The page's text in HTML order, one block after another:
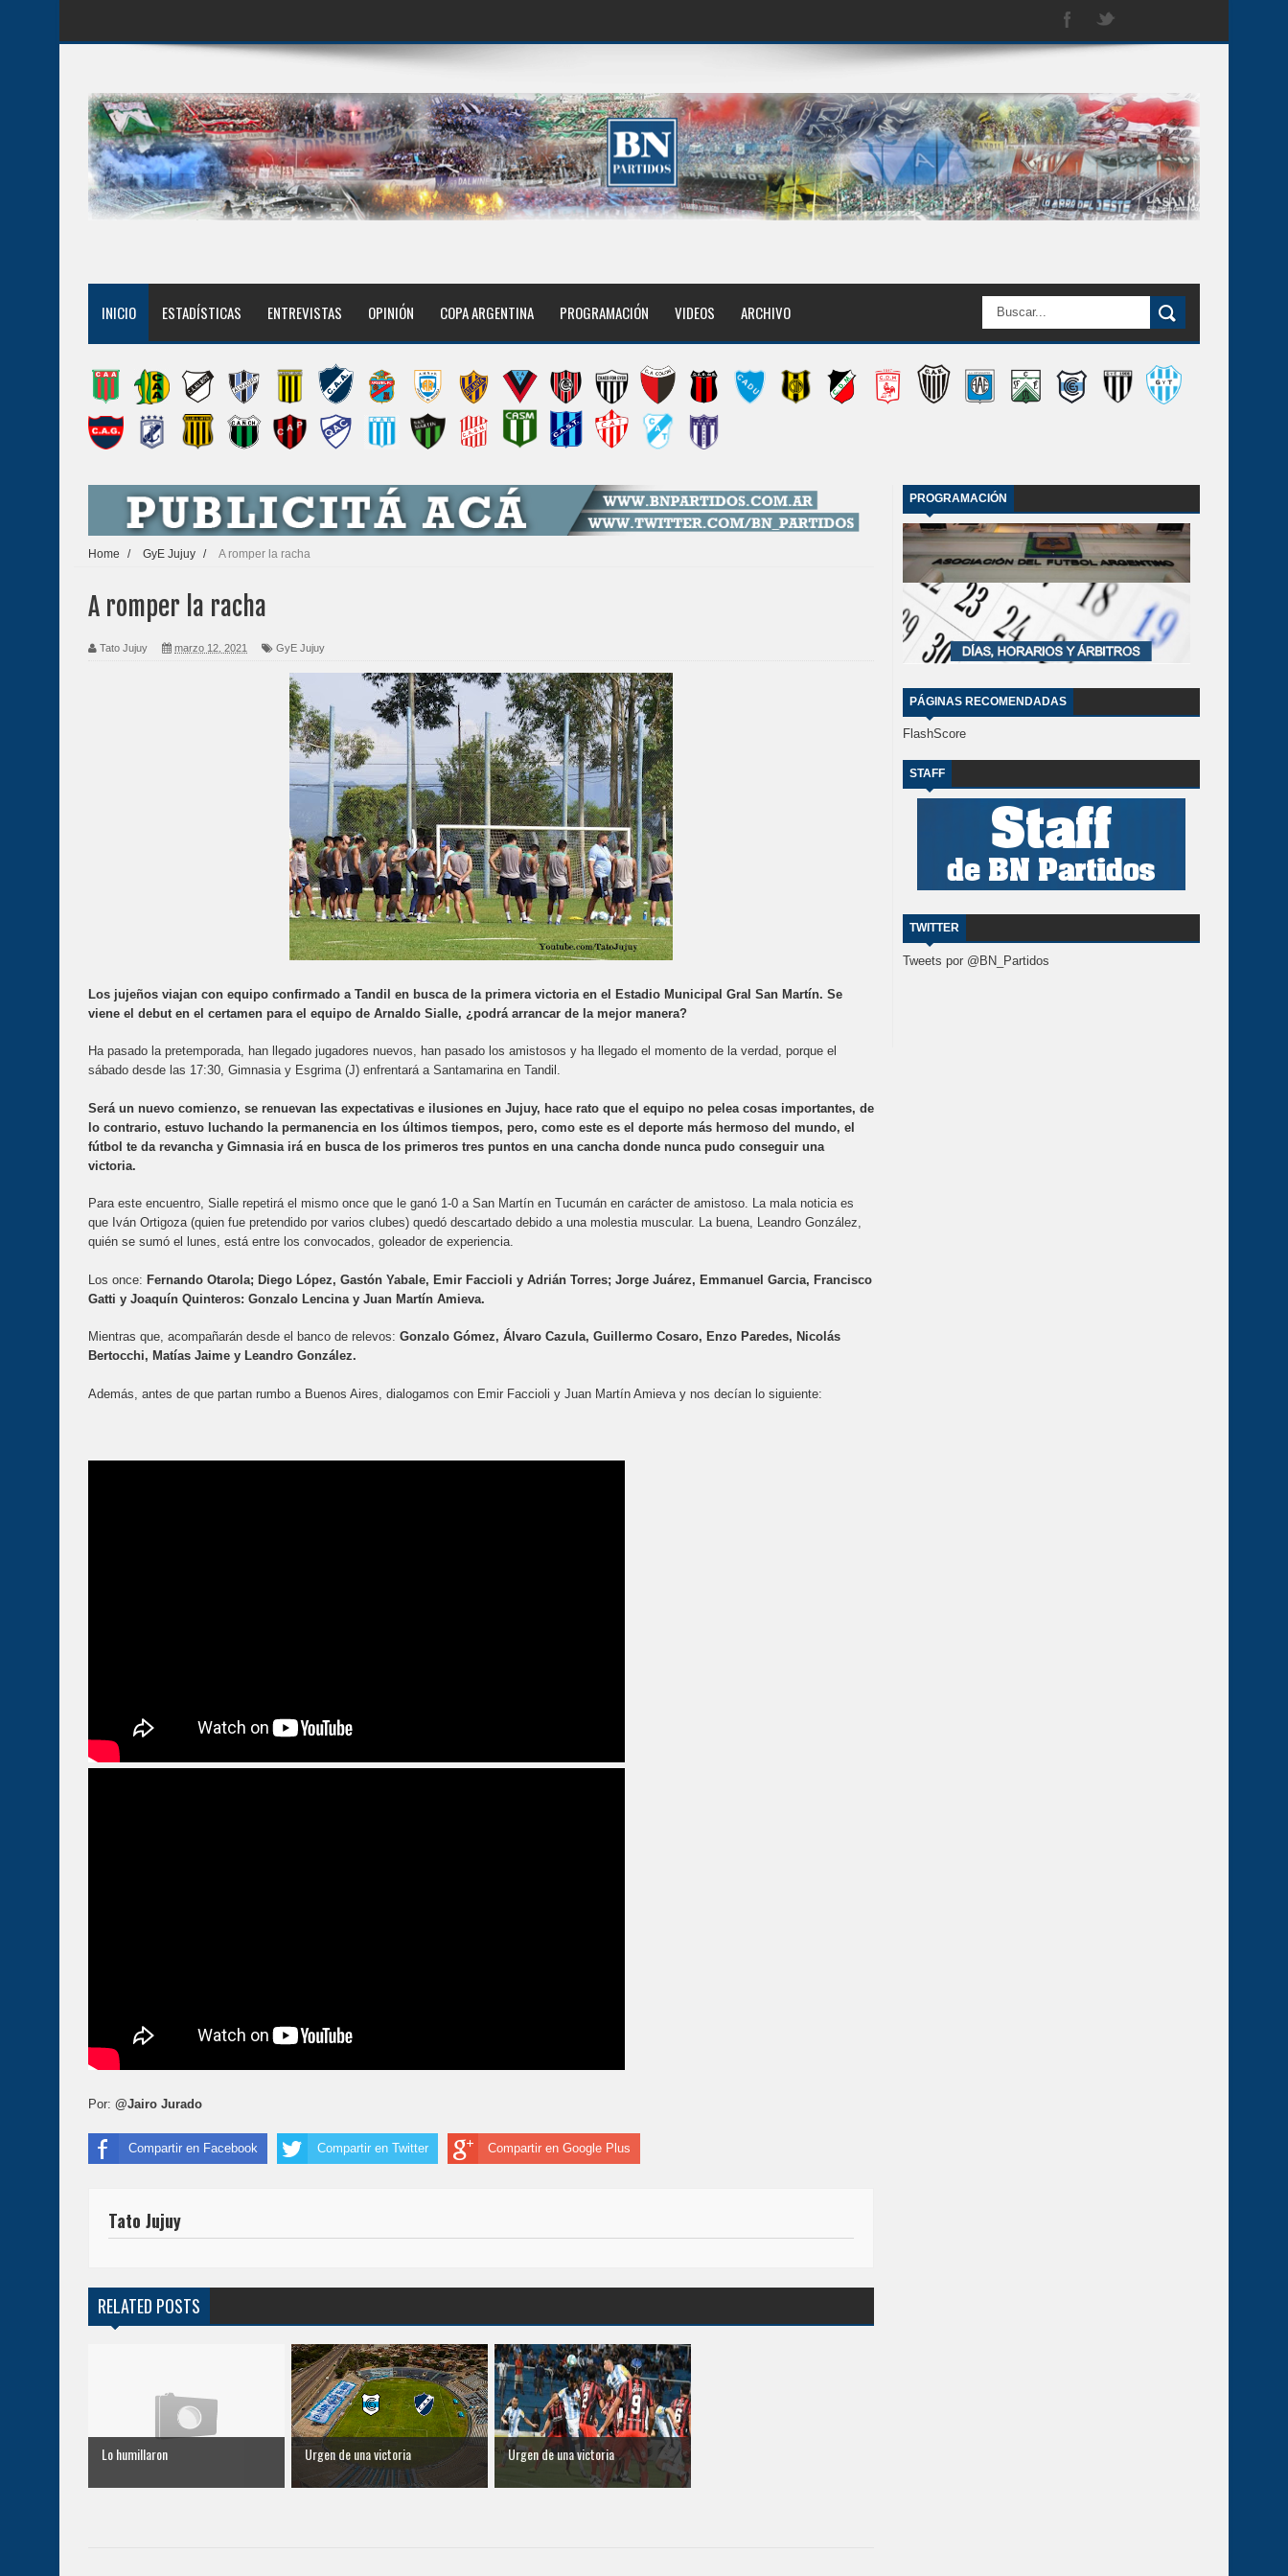
INICIO ESTADÍSTICAS ENTREVISTAS OPINIÓN COPA ARGENTINA PROGRAMACIÓN VIDEOS ARCHIVO
Home / GyE Jujuy / A romper la racha
A romper la racha
Tato Jujuy marzo 12, 2021 GyE Jujuy
Los jujeños viajan con equipo confirmado a Tandil en busca de la primera victoria en el Estadio Municipal Gral San Martín. Se
viene el debut en el certamen para el equipo de Arnaldo Sialle, ¿podrá arrancar de la mejor manera?
Ha pasado la pretemporada, han llegado jugadores nuevos, han pasado los amistosos y ha llegado el momento de la verdad, porque el
sábado desde las 17:30, Gimnasia y Esgrima (J) enfrentará a Santamarina en Tandil.
Será un nuevo comienzo, se renuevan las expectativas e ilusiones en Jujuy, hace rato que el equipo no pelea cosas importantes, de
lo contrario, estuvo luchando la permanencia en los últimos tiempos, pero, como este es el deporte más hermoso del mundo, el
fútbol te da revancha y Gimnasia irá en busca de los primeros tres puntos en una cancha donde nunca pudo conseguir una
victoria.
Para este encuentro, Sialle repetirá el mismo once que le ganó 1-0 a San Martín en Tucumán en carácter de amistoso. La mala noticia es
que Iván Ortigoza (quien fue pretendido por varios clubes) quedó descartado debido a una molestia muscular. La buena, Leandro González,
quién se sumó el lunes, está entre los convocados, goleador de experiencia.
Los once: Fernando Otarola; Diego López, Gastón Yabale, Emir Faccioli y Adrián Torres; Jorge Juárez, Emmanuel Garcia, Francisco
Gatti y Joaquín Quinteros: Gonzalo Lencina y Juan Martín Amieva.
Mientras que, acompañarán desde el banco de relevos: Gonzalo Gómez, Álvaro Cazula, Guillermo Cosaro, Enzo Paredes, Nicolás
Bertocchi, Matías Jaime y Leandro González.
Además, antes de que partan rumbo a Buenos Aires, dialogamos con Emir Faccioli y Juan Martín Amieva y nos decían lo siguiente:
Por: @Jairo Jurado
Compartir en Facebook Compartir en Twitter Compartir en Google Plus
Tato Jujuy
RELATED POSTS
Lo humillaron Urgen de una victoria Urgen de una victoria
PROGRAMACIÓN
PÁGINAS RECOMENDADAS
FlashScore
STAFF
TWITTER
Tweets por @BN_Partidos